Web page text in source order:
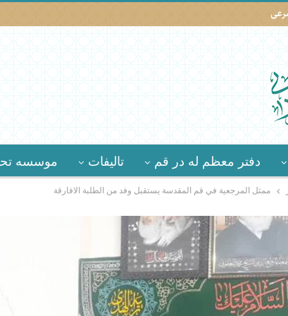
دفتر معظم له در قم تالیفات موسسه
ممثل المرجعية في قم المقدسة يستقبل وفد من الطلبة الافارقة